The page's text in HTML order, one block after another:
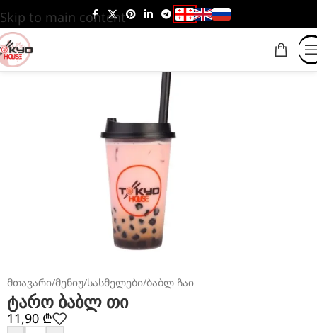
Skip to main content
მთავარი/მენიუ/სასმელები/ბაბლ ჩაი
ტარო ბაბლ თი
11,90 ₾